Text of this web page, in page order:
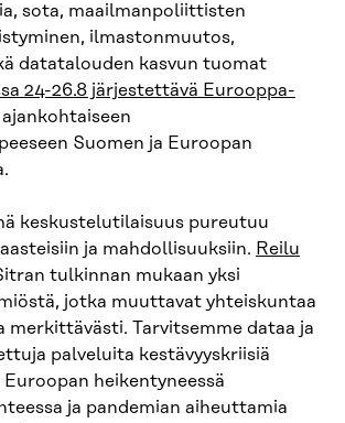
sota, maailmanpoliittisten
ilmastonmuutos,
datatalouden kasvun tuomat
24-26.8 järjestettävä Eurooppa-
Suomen ja Euroopan
keskustelutilaisuus pureutuu
ja mahdollisuuksiin. Reilu
tulkinnan mukaan yksi
jotka muuttavat yhteiskuntaa
merkittävästi. Tarvitsemme dataa ja
palveluita kestävyyskriisiä
heikentyneessä
ja pandemian aiheuttamia